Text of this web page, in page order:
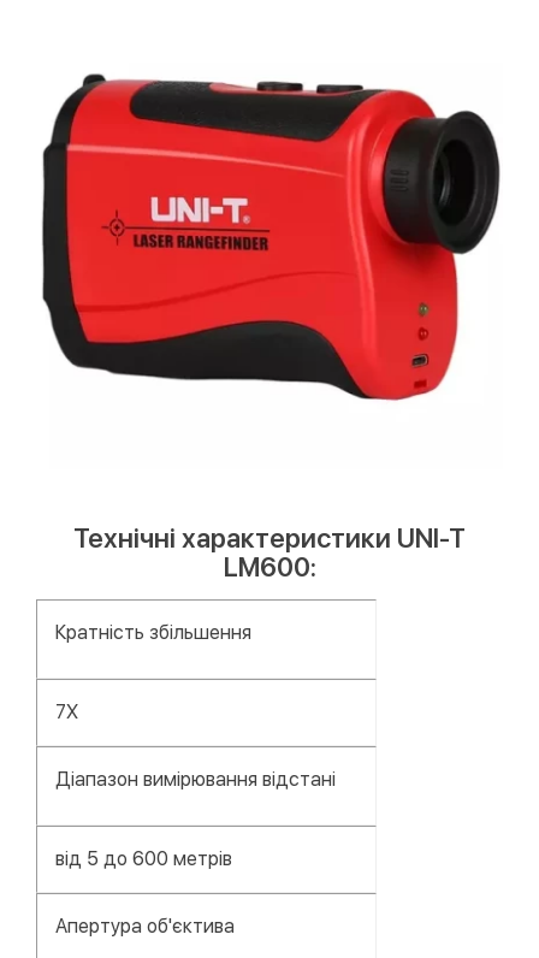
Технічні характеристики UNI-T
LM600:
Кратність збільшення
7X
Діапазон вимірювання відстані
від 5 до 600 метрів
Апертура об'єктива